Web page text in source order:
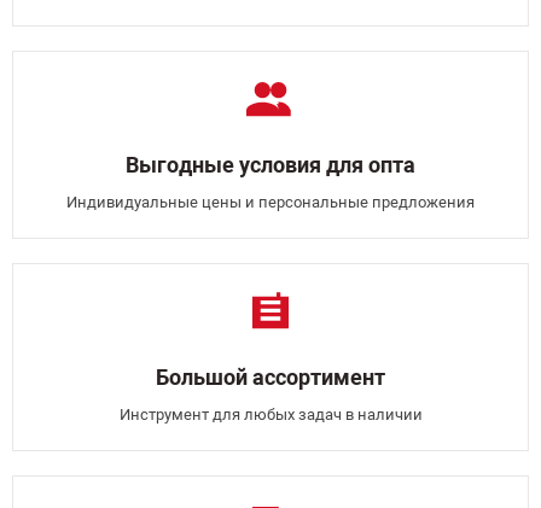
Выгодные условия для опта
Индивидуальные цены и персональные предложения
Большой ассортимент
Инструмент для любых задач в наличии